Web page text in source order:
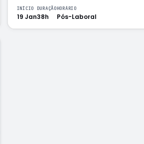
INÍCIO
19 Jan
DURAÇÃO
38h
HORÁRIO
Pós-Laboral